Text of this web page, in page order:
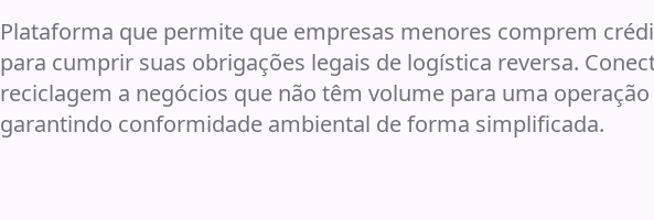
Plataforma que permite que empresas menores comprem
para cumprir suas obrigações legais de logística reversa.
reciclagem a negócios que não têm volume para uma
garantindo conformidade ambiental de forma simplificada.